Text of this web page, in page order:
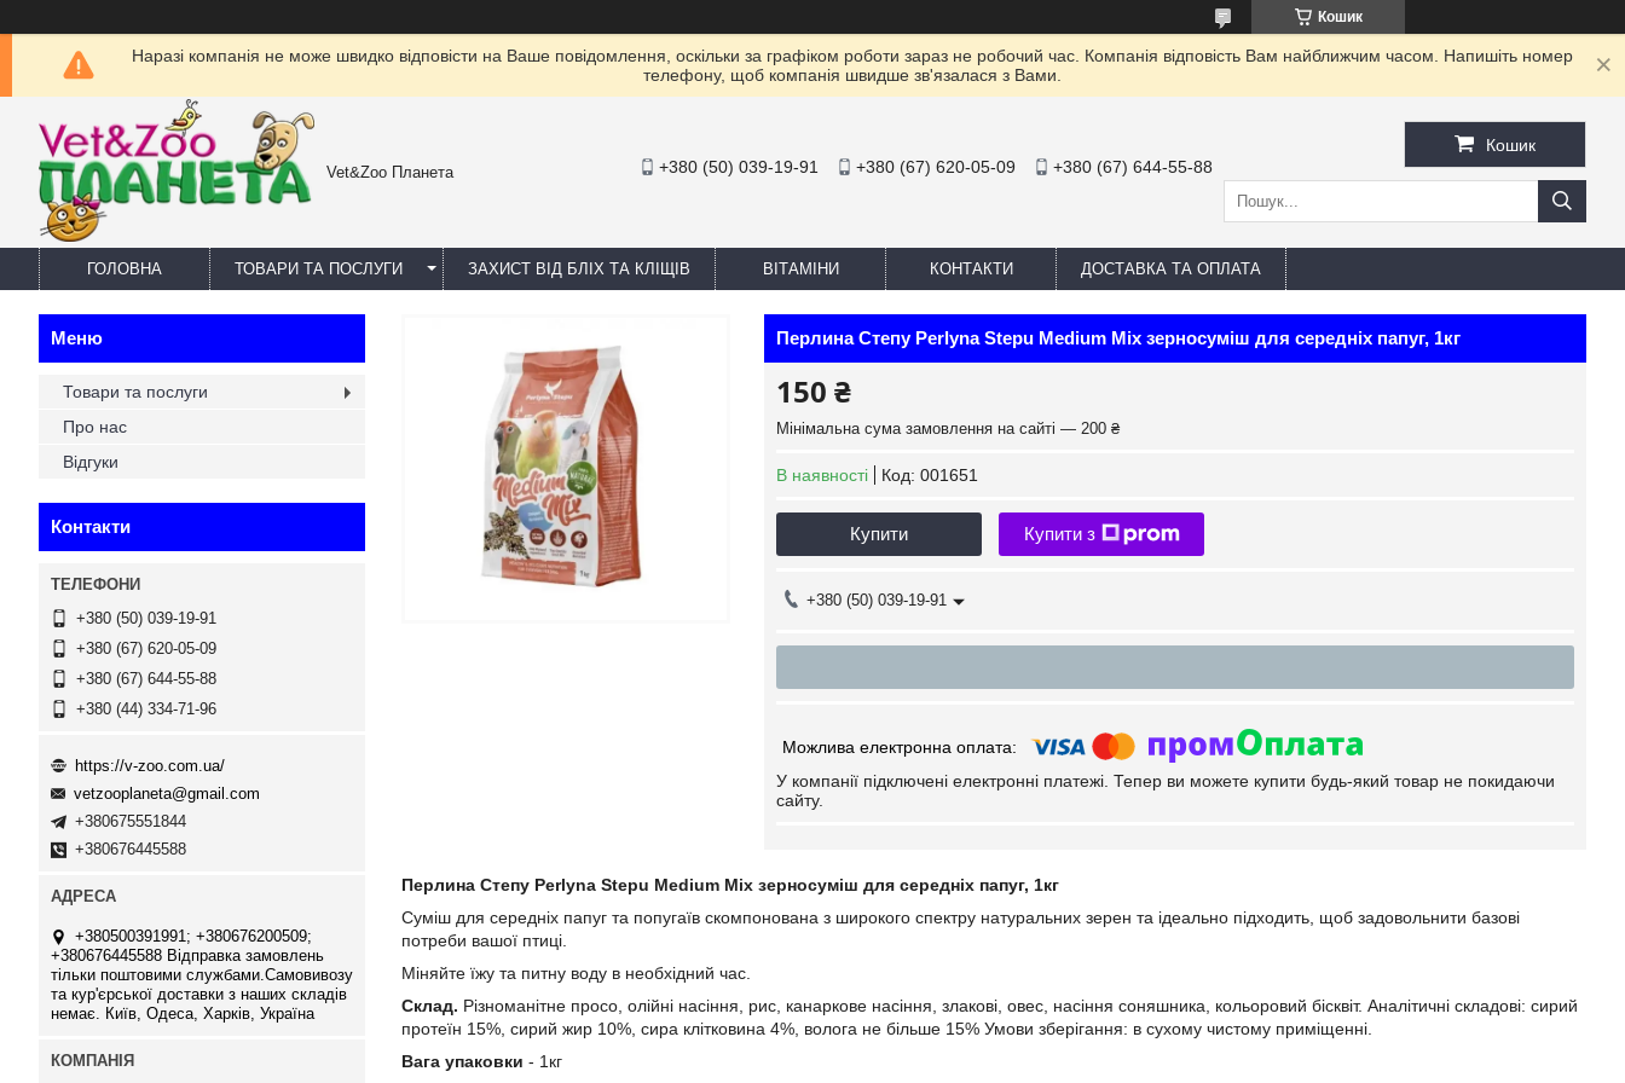
Кошик
Наразі компанія не може швидко відповісти на Ваше повідомлення, оскільки за графіком роботи зараз не робочий час. Компанія відповість Вам найближчим часом. Напишіть номер
телефону, щоб компанія швидше зв'язалася з Вами.
Vet&Zoo Планета +380 (50) 039-19-91 +380 (67) 620-05-09 +380 (67) 644-55-88
Кошик
ГОЛОВНА ТОВАРИ ТА ПОСЛУГИ ЗАХИСТ ВІД БЛІХ ТА КЛІЩІВ ВІТАМІНИ КОНТАКТИ ДОСТАВКА ТА ОПЛАТА
Перлина Степу Perlyna Stepu Medium Mix зерносуміш для середніх папуг, 1кг
150 ₴
Мінімальна сума замовлення на сайті — 200 ₴
В наявності Код: 001651
Купити Купити з
+380 (50) 039-19-91
У компанії підключені електронні платежі. Тепер ви можете купити будь-який товар не покидаючи
сайту.
Перлина Степу Perlyna Stepu Medium Mix зерносуміш для середніх папуг, 1кг
Суміш для середніх папуг та попугаїв скомпонована з широкого спектру натуральних зерен та ідеально підходить, щоб задовольнити базові
потреби вашої птиці.
Міняйте їжу та питну воду в необхідний час.
Склад. Різноманітне просо, олійні насіння, рис, канаркове насіння, злакові, овес, насіння соняшника, кольоровий бісквіт. Аналітичні складові: сирий
протеїн 15%, сирий жир 10%, сира клітковина 4%, волога не більше 15% Умови зберігання: в сухому чистому приміщенні.
Вага упаковки - 1кг
Товари та послуги
Про нас
Відгуки
Контакти
+380 (50) 039-19-91
+380 (67) 620-05-09
+380 (67) 644-55-88
+380 (44) 334-71-96
https://v-zoo.com.ua/
vetzooplaneta@gmail.com
+380675551844
+380676445588
+380500391991; +380676200509;
+380676445588 Відправка замовлень
тільки поштовими службами.Самовивозу
та кур'єрської доставки з наших складів
немає. Київ, Одеса, Харків, Україна